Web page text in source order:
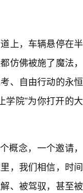
上，车辆悬停在半
仿佛被施了魔法，
、自由行动的永恒
学院”为你打开的大
概念，一个邀请，
，我们相信，时间
、被驾驭，甚至被